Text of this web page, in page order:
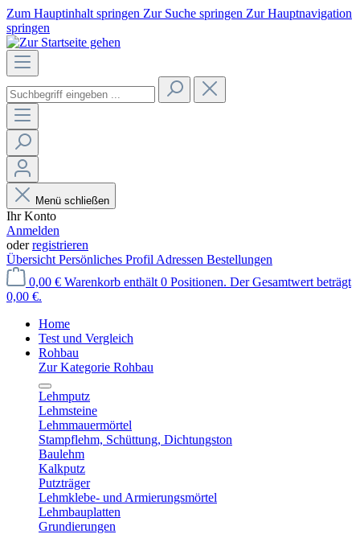
Zum Hauptinhalt springen Zur Suche springen Zur Hauptnavigation
springen
Menü schließen
Ihr Konto
Anmelden
oderregistrieren
Übersicht Persönliches Profil Adressen Bestellungen
0,00 € Warenkorb enthält 0 Positionen. Der Gesamtwert beträgt
0,00 €.
Home
Test und Vergleich
Rohbau
Zur Kategorie Rohbau
Lehmputz
Lehmsteine
Lehmmauermörtel
Stampflehm, Schüttung, Dichtungston
Baulehm
Kalkputz
Putzträger
Lehmklebe- und Armierungsmörtel
Lehmbauplatten
Grundierungen